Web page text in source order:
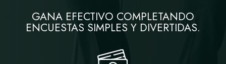
GANA EFECTIVO COMPLETANDO
ENCUESTAS SIMPLES Y DIVERTIDAS.